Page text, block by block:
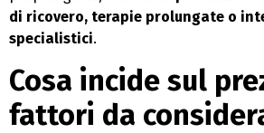
di ricovero, terapie prolungate o
specialistici.
Cosa incide sul
fattori da